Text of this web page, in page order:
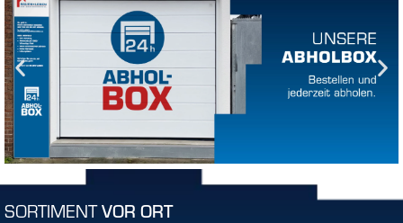
SORTIMENTVOR ORT